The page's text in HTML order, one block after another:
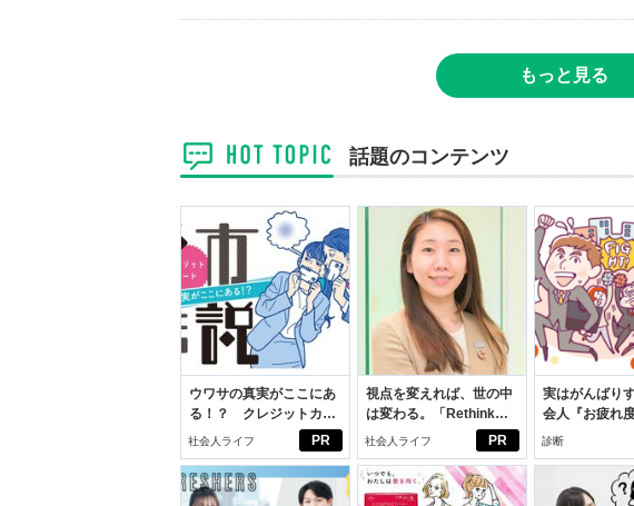
もっと見る
話題のコンテンツ
PR
ウワサの真実がここにあ
る！？ クレジットカー
ドの都市伝説
社会人ライフ PR
視点を変えれば、世の中
は変わる。「Rethink
PROJECT」がつたえた
社会人ライフ
実はがんばり
会人『お疲れ
診断